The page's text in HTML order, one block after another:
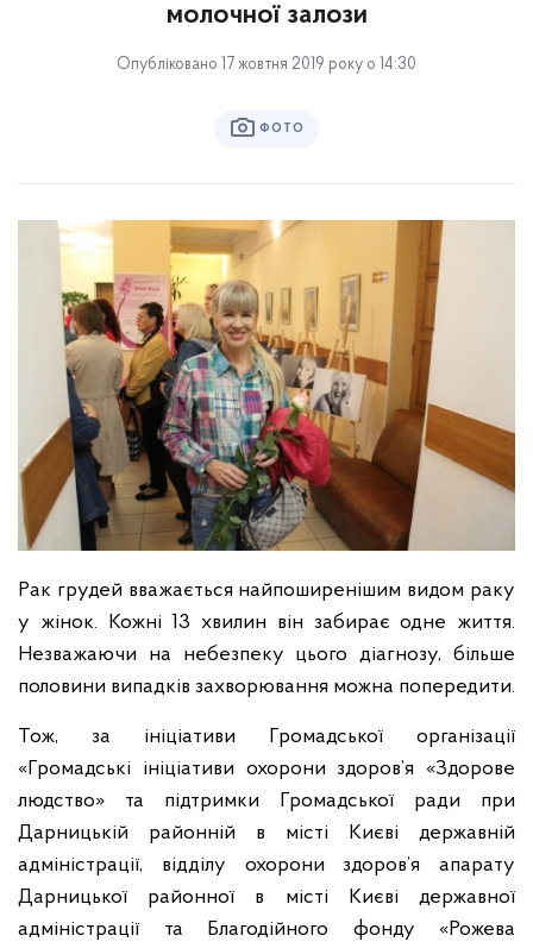
молочної залози
Опубліковано 17 жовтня 2019 року о 14:30
ФОТО
Рак грудей вважається найпоширенішим видом раку
у жінок. Кожні 13 хвилин він забирає одне життя.
Незважаючи на небезпеку цього діагнозу, більше
половини випадків захворювання можна попередити.
Тож, за ініціативи Громадської організації
«Громадські ініціативи охорони здоров’я «Здорове
людство» та підтримки Громадської ради при
Дарницькій районній в місті Києві державній
адміністрації, відділу охорони здоров’я апарату
Дарницької районної в місті Києві державної
адміністрації та Благодійного фонду «Рожева